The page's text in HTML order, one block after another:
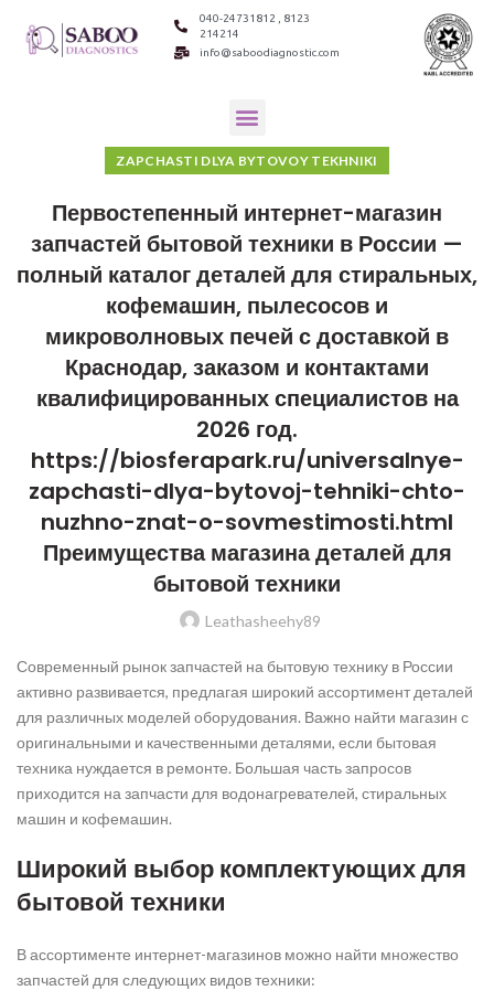
040-24731812 , 8123
214214
info@saboodiagnostic.com
ZAPCHASTI DLYA BYTOVOY TEKHNIKI
Первостепенный интернет-магазин
запчастей бытовой техники в России —
полный каталог деталей для стиральных,
кофемашин, пылесосов и
микроволновых печей с доставкой в
Краснодар, заказом и контактами
квалифицированных специалистов на
2026 год.
https://biosferapark.ru/universalnye-
zapchasti-dlya-bytovoj-tehniki-chto-
nuzhno-znat-o-sovmestimosti.html
Преимущества магазина деталей для
бытовой техники
Leathasheehy89
Современный рынок запчастей на бытовую технику в России
активно развивается, предлагая широкий ассортимент деталей
для различных моделей оборудования. Важно найти магазин с
оригинальными и качественными деталями, если бытовая
техника нуждается в ремонте. Большая часть запросов
приходится на запчасти для водонагревателей, стиральных
машин и кофемашин.
Широкий выбор комплектующих для
бытовой техники
В ассортименте интернет-магазинов можно найти множество
запчастей для следующих видов техники: